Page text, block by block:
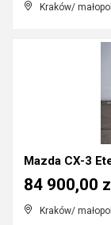
Kraków/
Kraków/
84 900,00